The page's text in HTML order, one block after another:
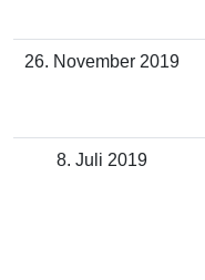
26. November 2019
8. Juli 2019